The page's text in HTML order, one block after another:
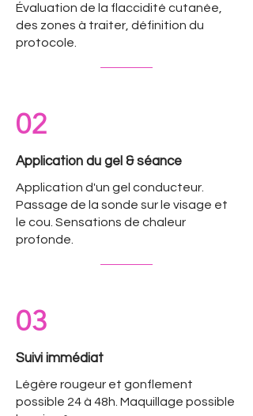
Évaluation de la flaccidité cutanée,
des zones à traiter, définition du
protocole.
02
Application du gel & séance
Application d'un gel conducteur.
Passage de la sonde sur le visage et
le cou. Sensations de chaleur
profonde.
03
Suivi immédiat
Légère rougeur et gonflement
possible 24 à 48h. Maquillage possible